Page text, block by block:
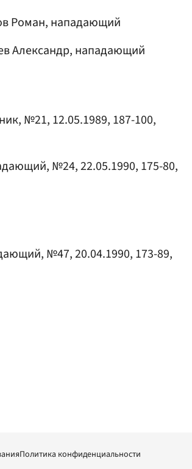
Роман, нападающий
Александр, нападающий
№21, 12.05.1989, 187-100,
№24, 22.05.1990, 175-80,
№47, 20.04.1990, 173-89,
Политика конфиденциальности